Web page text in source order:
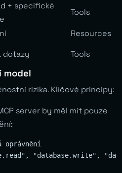
+ specifické
Tools
Resources
dotazy Tools
model
rizika. Klíčové principy:
server by měl mít pouze
"database.write",